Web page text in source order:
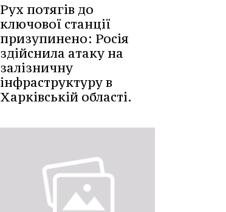
Рух потягів до
ключової станції
призупинено: Росія
здійснила атаку на
залізничну
інфраструктуру в
Харківській області.